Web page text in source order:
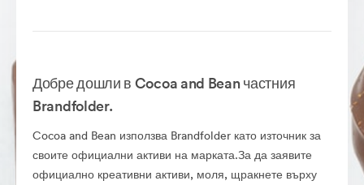
Добре дошли в Cocoa and Bean частния
Brandfolder.
Cocoa and Bean използва Brandfolder като източник за
своите официални активи на марката.За да заявите
официално креативни активи, моля, щракнете върху